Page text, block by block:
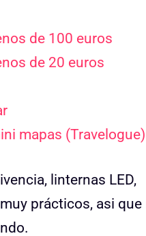
de 100 euros
de 20 euros
mapas (Travelogue)
linternas LED,
prácticos, asi que